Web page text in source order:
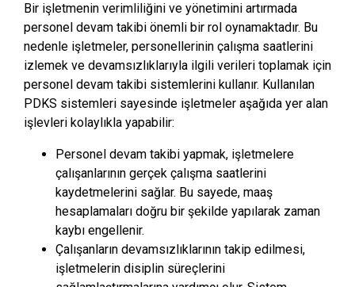
Bir işletmenin verimliliğini ve yönetimini artırmada
personel devam takibi önemli bir rol oynamaktadır. Bu
nedenle işletmeler, personellerinin çalışma saatlerini
izlemek ve devamsızlıklarıyla ilgili verileri toplamak için
personel devam takibi sistemlerini kullanır. Kullanılan
PDKS sistemleri sayesinde işletmeler aşağıda yer alan
işlevleri kolaylıkla yapabilir:
Personel devam takibi yapmak, işletmelere
çalışanlarının gerçek çalışma saatlerini
kaydetmelerini sağlar. Bu sayede, maaş
hesaplamaları doğru bir şekilde yapılarak zaman
kaybı engellenir.
Çalışanların devamsızlıklarının takip edilmesi,
işletmelerin disiplin süreçlerini